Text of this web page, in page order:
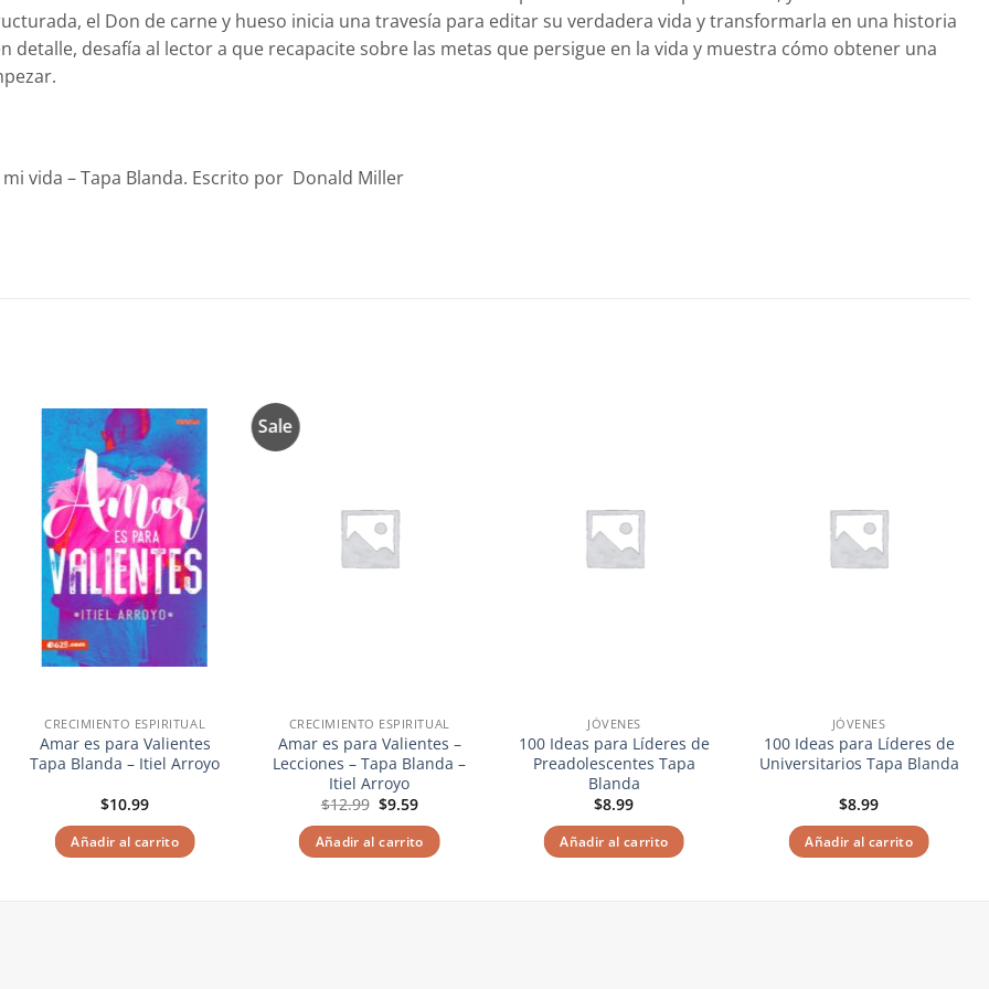
el Don de carne y hueso inicia una travesía para editar su verdadera vida y transformarla en una historia
detalle, desafía al lector a que recapacite sobre las metas que persigue en la vida y muestra cómo obtener una
vida – Tapa Blanda. Escrito por Donald Miller
Añadir
lista de
deseos
CRECIMIENTO ESPIRITUAL
Amar es para Valientes
Tapa Blanda – Itiel Arroyo
$10.99
Añadir al carrito
Sale
CRECIMIENTO ESPIRITUAL
Amar es para Valientes –
Lecciones – Tapa Blanda –
Itiel Arroyo
$12.99 El
original
era:
$12.99.
$9.59El
actual
es:
$9.59.
Añadir al carrito
JÓVENES
100 Ideas para Líderes de
Preadolescentes Tapa
Blanda
$8.99
Añadir al carrito
JÓVENES
100 Ideas para Líderes de
Universitarios Tapa Blanda
$8.99
Añadir al carrito